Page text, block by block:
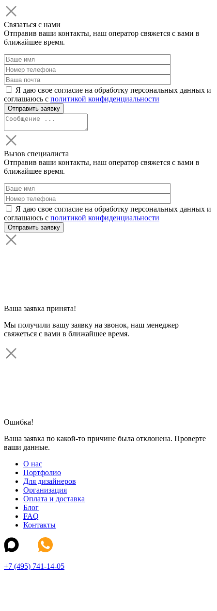
Связаться с нами
Отправив ваши контакты, наш оператор свяжется с вами в
ближайшее время.
Я даю свое согласие на обработку персональных данных и
соглашаюсь с политикой конфиденциальности
Вызов специалиста
Отправив ваши контакты, наш оператор свяжется с вами в
ближайшее время.
Я даю свое согласие на обработку персональных данных и
соглашаюсь с политикой конфиденциальности
Ваша заявка принята!
Мы получили вашу заявку на звонок, наш менеджер
свяжеться с вами в ближайшее время.
Ошибка!
Ваша заявка по какой-то причине была отклонена. Проверте
ваши данные.
О нас
Портфолио
Для дизайнеров
Организация
Оплата и доставка
Блог
FAQ
Контакты
+7 (495) 741-14-05